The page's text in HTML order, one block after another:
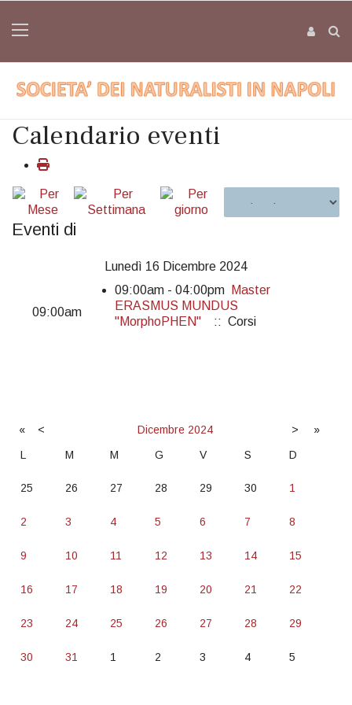
Calendario eventi
Eventi di
Lunedì 16 Dicembre 2024
09:00am
09:00am - 04:00pm
Master
ERASMUS MUNDUS
"MorphoPHEN"
:: Corsi
« < Dicembre 2024 >
»
L
M M G V S D
25 26 27 28 29 30 1
2 3 4 5 6 7 8
9 10 11 12 13 14 15
16 17 18 19 20 21 22
23 24 25 26 27 28 29
30 31 1 2 3 4 5